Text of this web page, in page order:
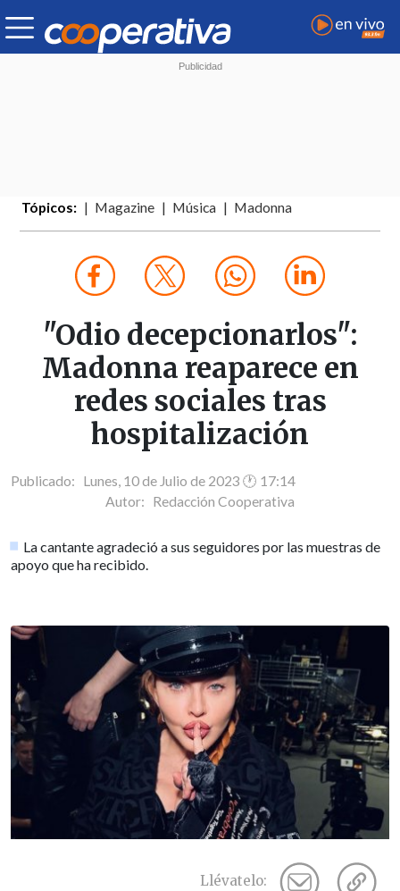
Tópicos: Magazine Música Madonna
"Odio decepcionarlos":
Madonna reaparece en
redes sociales tras
hospitalización
Publicado: Lunes, 10 de Julio de 2023 🕐 17:14
Autor: Redacción Cooperativa
La cantante agradeció a sus seguidores por las muestras de
apoyo que ha recibido.
Llévatelo: